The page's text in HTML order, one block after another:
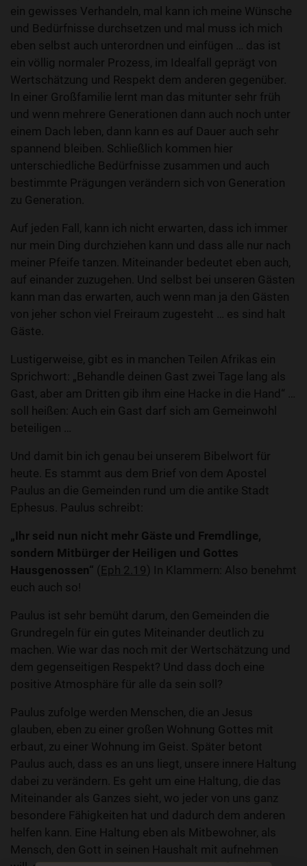
ein gewisses Verhandeln, mal kann ich meine Wünsche
und Bedürfnisse durchsetzen und mal muss ich mich
eben selbst auch unterordnen und einfügen … das ist
ein völlig normaler Prozess, im Idealfall geprägt von
Wertschätzung und Respekt dem anderen gegenüber.
In einer Großfamilie lernt man das mitunter sehr früh
und wenn mehrere Generationen dann auch noch unter
einem Dach leben, dann kann es auf Dauer auch sehr
spannend bleiben. Schließlich kommen hier
unterschiedliche Bedürfnisse zusammen und auch
bestimmte Prägungen verändern sich von Generation
zu Generation.
Auf jeden Fall, kann ich nicht erwarten, dass ich immer
nur mein Ding durchziehen kann und dass alle nur nach
meiner Pfeife tanzen. Miteinander bedeutet eben auch,
auf einander zuzugehen. Und selbst bei unseren Gästen
kann man das erwarten, auch wenn man ja den Gästen
von jeher schon viel Freiraum zugesteht … es sind halt
Gäste.
Lustigerweise, gibt es in manchen Teilen Afrikas ein
Sprichwort: „Behandle deinen Gast zwei Tage lang als
Gast, aber am Dritten gib ihm eine Hacke in die Hand“ …
soll heißen: Auch ein Gast darf sich am Gemeinwohl
beteiligen …
Und damit bin ich genau bei unserem Bibelwort für
heute. Es stammt aus dem Brief von dem Apostel
Paulus an die Gemeinden rund um die antike Stadt
Ephesus. Paulus schreibt:
„Ihr seid nun nicht mehr Gäste und Fremdlinge,
sondern Mitbürger der Heiligen und Gottes
Hausgenossen“ (Eph 2.19) In Klammern: Also benehmt
euch auch so!
Paulus ist sehr bemüht darum, den Gemeinden die
Grundregeln für ein gutes Miteinander deutlich zu
machen. Wie war das noch mit der Wertschätzung und
dem gegenseitigen Respekt? Und dass doch eine
positive Atmosphäre für alle da sein soll?
Paulus zufolge werden Menschen, die an Jesus
glauben, eben zu einer großen Wohnung Gottes mit
erbaut, zu einer Wohnung im Geist. Später betont
Paulus auch, dass es an uns liegt, unsere innere Haltung
dabei zu verändern. Es geht um eine Haltung, die das
Miteinander als Ganzes sieht, wo jeder von uns ganz
besondere Fähigkeiten hat und dadurch dem anderen
helfen kann. Eine Haltung eben als Mitbewohner, als
Mensch, den Gott in seinen Haushalt mit aufnehmen